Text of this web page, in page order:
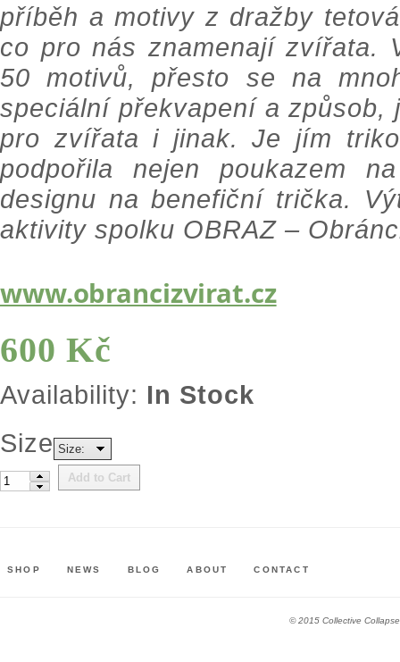
příběh a motivy z dražby
co pro nás znamenají zvířata.
50 motivů, přesto se na
speciální překvapení a
pro zvířata i jinak. Je jím
podpořila nejen poukazem
designu na benefiční trička.
aktivity spolku OBRAZ –
www.obrancizvirat.cz
600 Kč
Availability: In Stock
Size Size:
Add to Cart
SHOP NEWS BLOG ABOUT CONTACT
© 2015 Collective